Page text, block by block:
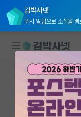
김박사넷
푸시 알림으로 소식을 빠
대학원생 모집
국내대학원 정보